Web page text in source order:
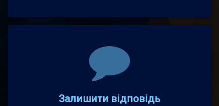
Залишити відповідь